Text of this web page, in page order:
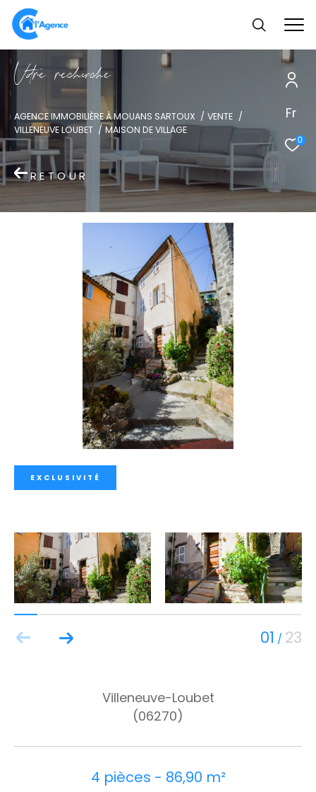
Fr
0
Vore recece
AGENCE IMMOBILIÈRE À MOUANS SARTOUX
VENTE
VILLENEUVE LOUBET
MAISON DE VILLAGE
RETOUR
EXCLUSIVITÉ
01 / 23
Villeneuve-Loubet
(06270)
4 pièces - 86,90 m²